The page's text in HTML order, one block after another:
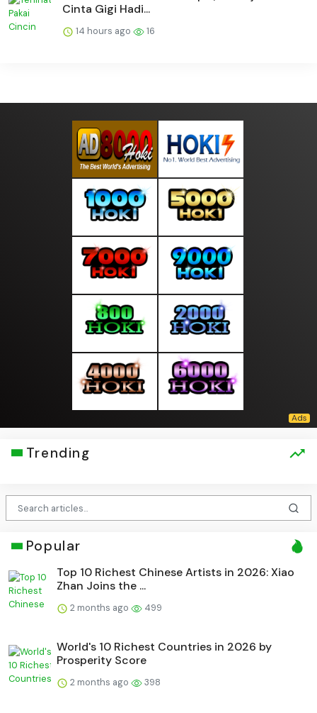
Cinta Gigi Hadi...
14 hours ago 16
Trending
Popular
Top 10 Richest Chinese Artists in 2026: Xiao
Zhan Joins the ...
2 months ago 499
World's 10 Richest Countries in 2026 by
Prosperity Score
2 months ago 398